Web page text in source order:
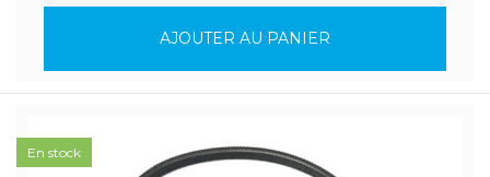
AJOUTER AU PANIER
En stock